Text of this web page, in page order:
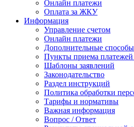
Онлайн платежи
Оплата за ЖКУ
Информация
Управление счетом
Онлайн платежи
Дополнительные
Пункты приема
Шаблоны заявлений
Законодательство
Раздел инструкций
Политика обработки
Тарифы и нормативы
Важная информация
Вопрос / Ответ